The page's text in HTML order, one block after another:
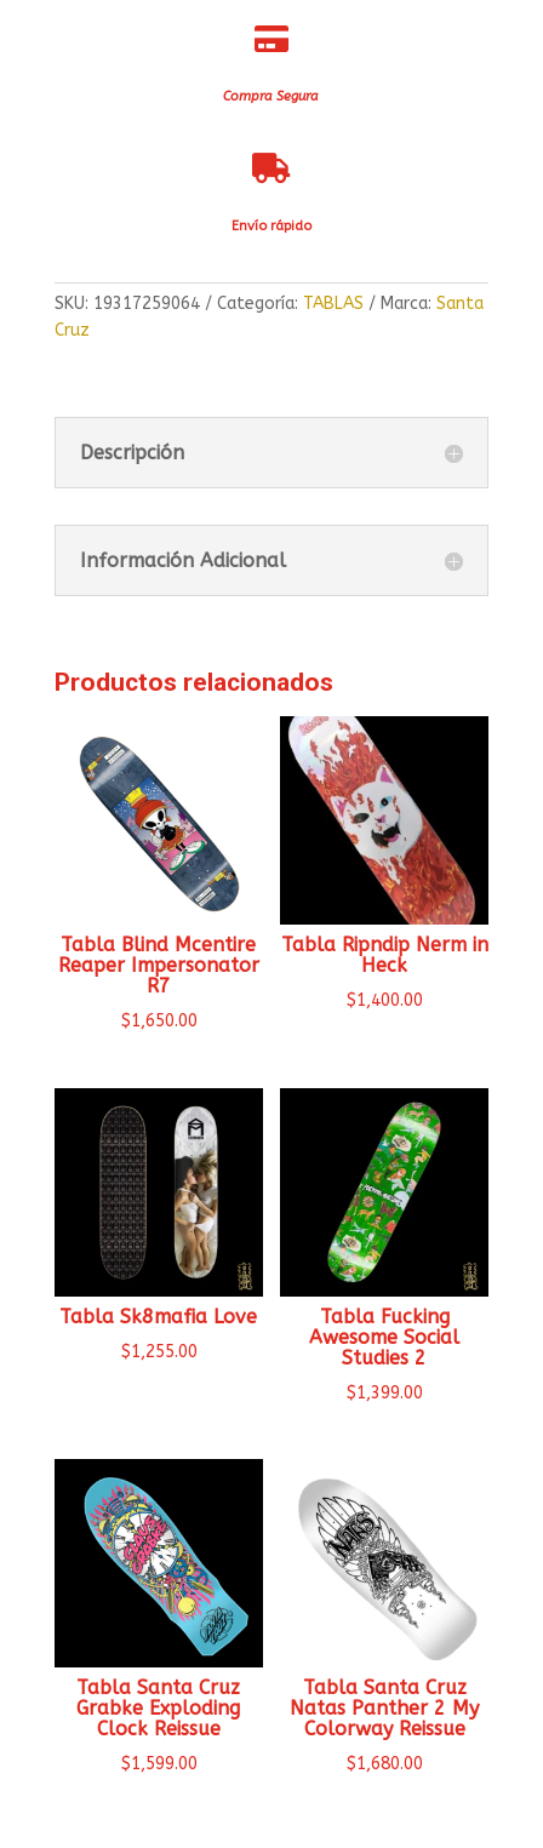

Compra Segura

Envío rápido
SKU: 19317259064 Categoría: TABLAS Marca: Santa
Cruz
Descripción
Información Adicional
Productos relacionados
Tabla Blind Mcentire
Reaper Impersonator
R7
$1,650.00
Tabla Ripndip Nerm in
Heck
$1,400.00
Tabla Sk8mafia Love
$1,255.00
Tabla Fucking
Awesome Social
Studies 2
$1,399.00
Tabla Santa Cruz
Grabke Exploding
Clock Reissue
$1,599.00
Tabla Santa Cruz
Natas Panther 2 My
Colorway Reissue
$1,680.00